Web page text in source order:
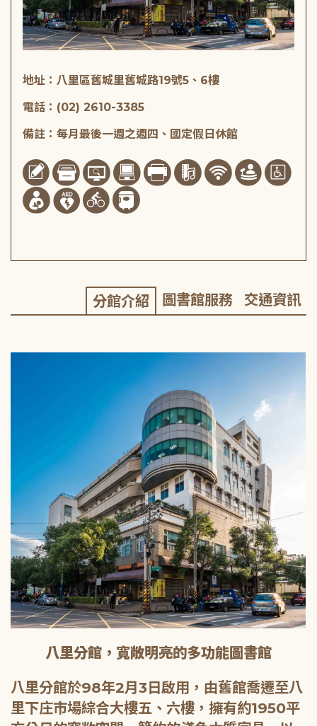
地址：八里區舊城里舊城路19號5、6樓
電話：(02) 2610-3385
備註：每月最後一週之週四、國定假日休館
分館介紹 圖書館服務 交通資訊
八里分館，寬敞明亮的多功能圖書館
八里分館於98年2月3日啟用，由舊館喬遷至八
里下庄市場綜合大樓五、六樓，擁有約1950平